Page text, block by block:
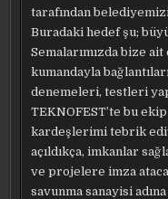
tarafından
Buradaki hedef şu;
Semalarımızda bize ait
kumandayla
denemeleri, testleri
TEKNOFEST’te bu
kardeşlerimi tebrik
açıldıkça, imkanlar
ve projelere imza
savunma sanayisi